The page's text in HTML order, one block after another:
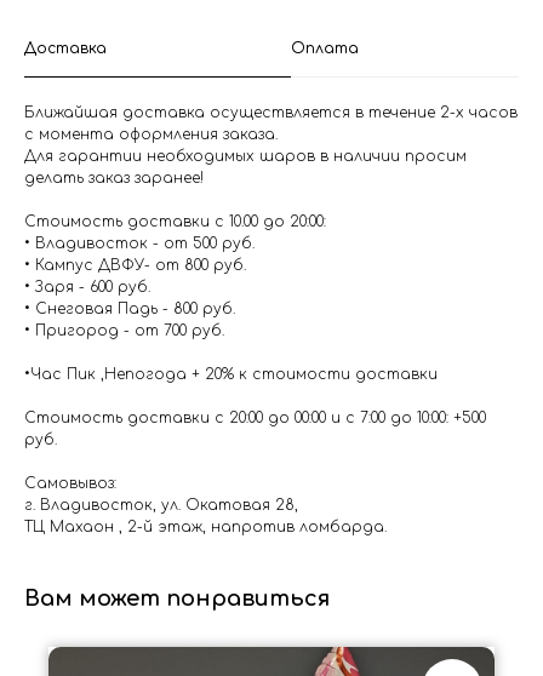
Доставка Оплата
Ближайшая доставка осуществляется в течение 2-х часов
с момента оформления заказа.
Для гарантии необходимых шаров в наличии просим
делать заказ заранее!
Стоимость доставки с 10.00 до 20:00:
• Владивосток - от 500 руб.
• Кампус ДВФУ- от 800 руб.
• Заря - 600 руб.
• Снеговая Падь - 800 руб.
• Пригород - от 700 руб.
•Час Пик ,Непогода + 20% к стоимости доставки
Стоимость доставки с 20:00 до 00:00 и с 7:00 до 10:00: +500
руб.
Самовывоз:
г. Владивосток, ул. Окатовая 28,
ТЦ Махаон , 2-й этаж, напротив ломбарда.
Вам может понравиться